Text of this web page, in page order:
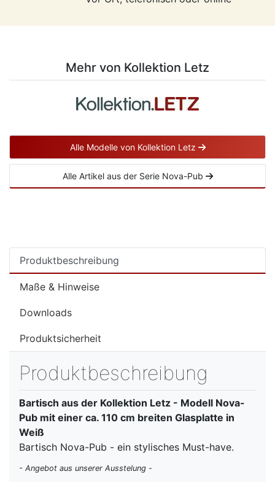
Mehr von Kollektion Letz
Alle Modelle von Kollektion Letz
Alle Artikel aus der Serie Nova-Pub
Produktbeschreibung
Maße & Hinweise
Downloads
Produktsicherheit
Produktbeschreibung
Bartisch aus der Kollektion Letz - Modell Nova-
Pub mit einer ca. 110 cm breiten Glasplatte in
Weiß
Bartisch Nova-Pub - ein stylisches Must-have.
- Angebot aus unserer Ausstelung -